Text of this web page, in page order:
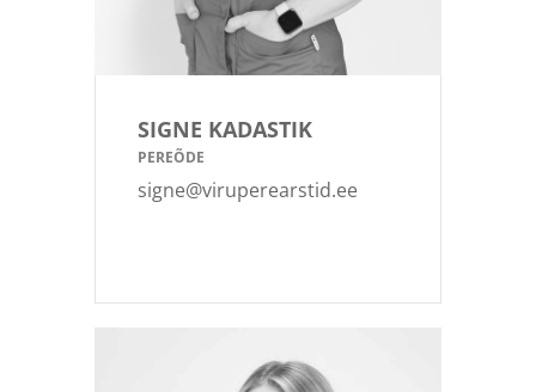
SIGNE KADASTIK
PEREÕDE
signe@viruperearstid.ee